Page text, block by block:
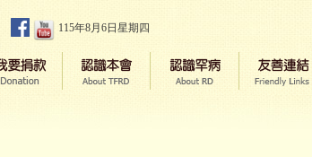
115年8月6日星期四